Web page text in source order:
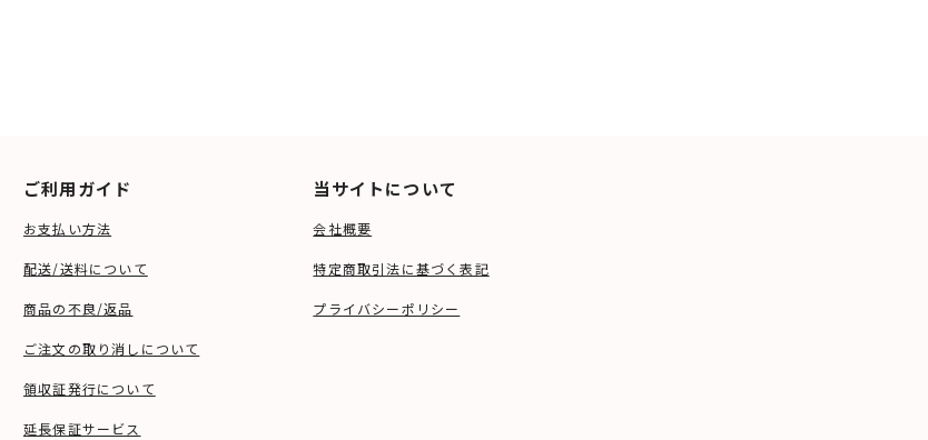
ご利用ガイド
お支払い方法
配送/送料について
商品の不良/返品
ご注文の取り消しについて
領収証発行について
延長保証サービス
当サイトについて
会社概要
特定商取引法に基づく表記
プライバシーポリシー